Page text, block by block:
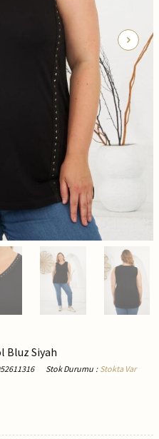
Bluz Siyah
Stok Durumu : Stokta Var